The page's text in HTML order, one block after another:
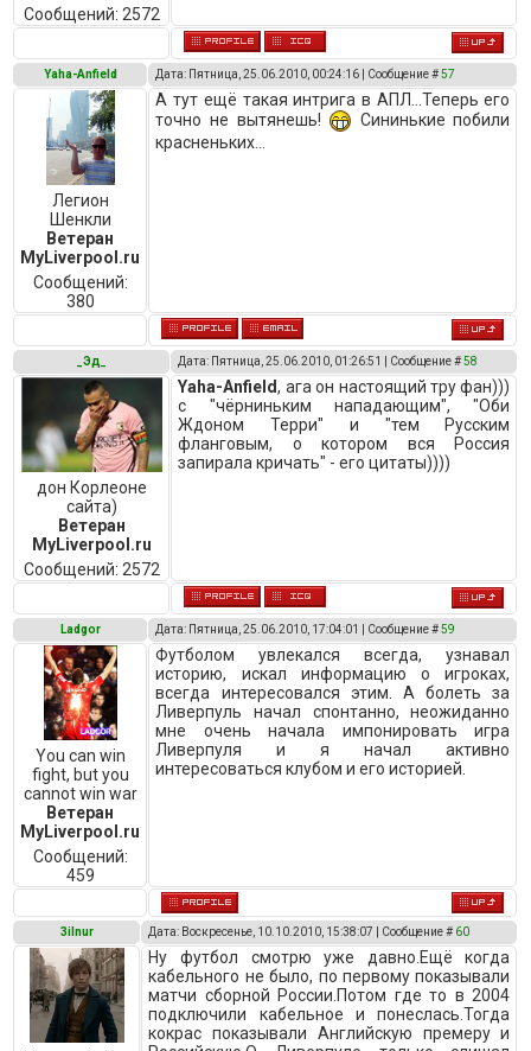
Сообщений: 2572
Yaha-Anfield Дата: Пятница, 25.06.2010, 00:24:16 | Сообщение #57
Легион
Шенкли
Ветеран
MyLiverpool.ru
Сообщений:
380
А тут ещё такая интрига в АПЛ...Теперь его
точно не вытянешь!
Сининькие побили
красненьких...
_Эд_ Дата: Пятница, 25.06.2010, 01:26:51 | Сообщение #58
дон Корлеоне
сайта)
Ветеран
MyLiverpool.ru
Сообщений: 2572
Yaha-Anfield, ага он настоящий тру фан)))
с "чёрниньким нападающим", "Оби
Ждоном Терри" и "тем Русским
фланговым, о котором вся Россия
запирала кричать" - его цитаты))))
Ladgor Дата: Пятница, 25.06.2010, 17:04:01 | Сообщение #59
You can win
fight, but you
cannot win war
Ветеран
MyLiverpool.ru
Сообщений:
459
Футболом увлекался всегда, узнавал
историю, искал информацию о игроках,
всегда интересовался этим. А болеть за
Ливерпуль начал спонтанно, неожиданно
мне очень начала импонировать игра
Ливерпуля и я начал активно
интересоваться клубом и его историей.
3ilnur Дата: Воскресенье, 10.10.2010, 15:38:07 | Сообщение # 60
Ну футбол смотрю уже давно.Ещё когда
кабельного не было, по первому показывали
матчи сборной России.Потом где то в 2004
подключили кабельное и понеслась.Тогда
кокрас показывали Английскую премеру и